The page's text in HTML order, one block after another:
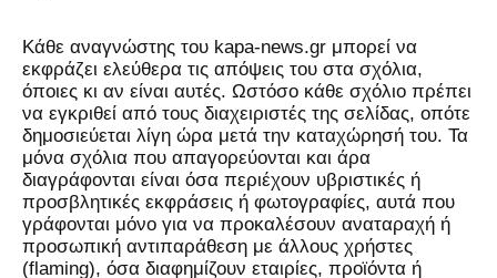
Kάθε αναγνώστης του kapa-news.gr μπορεί να
εκφράζει ελεύθερα τις απόψεις του στα σχόλια,
όποιες κι αν είναι αυτές. Ωστόσο κάθε σχόλιο πρέπει
να εγκριθεί από τους διαχειριστές της σελίδας, οπότε
δημοσιεύεται λίγη ώρα μετά την καταχώρησή του. Τα
μόνα σχόλια που απαγορεύονται και άρα
διαγράφονται είναι όσα περιέχουν υβριστικές ή
προσβλητικές εκφράσεις ή φωτογραφίες, αυτά που
γράφονται μόνο για να προκαλέσουν αναταραχή ή
προσωπική αντιπαράθεση με άλλους χρήστες
(flaming), όσα διαφημίζουν εταιρίες, προϊόντα ή